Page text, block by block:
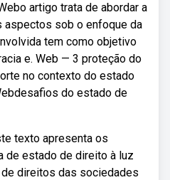
artigo trata de abordar a
aspectos sob o enfoque da
tem como objetivo
e. Web — 3 proteção do
no contexto do estado
do estado de
texto apresenta os
de estado de direito à luz
direitos das sociedades